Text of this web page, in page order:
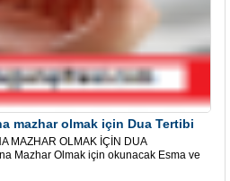
mazhar olmak için Dua Tertibi
MAZHAR OLMAK İÇİN DUA
Mazhar Olmak için okunacak Esma ve